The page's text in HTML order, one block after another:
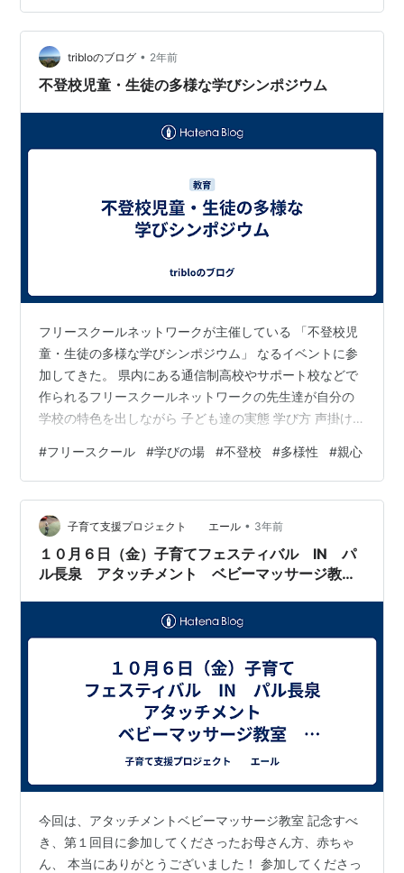
験知に基づいた薬草の情報は昭和までの本の方がはっき
り言って情報量が多い。その本が失われて行っている。
・薬草園は各地にまだある、薬の博物…
tribloのブログ • 2年前
不登校児童・生徒の多様な学びシンポジウム
フリースクールネットワークが主催している 「不登校児
童・生徒の多様な学びシンポジウム」 なるイベントに参
加してきた。 県内にある通信制高校やサポート校などで
作られるフリースクールネットワークの先生達が自分の
学校の特色を出しながら 子ども達の実態 学び方 声掛け
もはいないんだけど，そういう実態について知っておき
たいなと思って混ぜてもらった。 参加者は大体25人くら
い。 お母さんらしき人が多かったけど，夫婦で来ていた
り，お父さんだけで来ていたりと意外と幅があるんだな
って思った。 みんな持ってきたノートとかにびっしりと
メモを書いていて，この問題の…
#フリースクール #学びの場 #不登校 #多様性 #親心
子育て支援プロジェクト エール • 3年前
１０月６日（金）子育てフェスティバル IN パ
ル長泉 アタッチメント ベビーマッサージ教
今回は、アタッチメントベビーマッサージ教室 記念すべ
き、第１回目に参加してくださったお母さん方、赤ちゃ
ん、 本当にありがとうございました！ 参加してくださっ